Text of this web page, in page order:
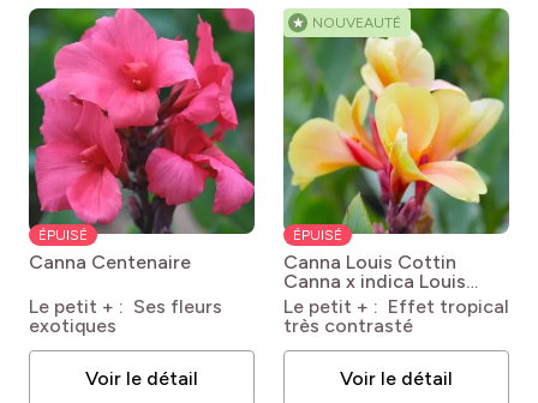
ÉPUISÉ
Canna Centenaire
Le petit + : Ses fleurs
exotiques
Voir le détail
★ NOUVEAUTÉ
ÉPUISÉ
Canna Louis Cottin
Canna x indica Louis
Cottin
Le petit + : Effet tropical
très contrasté
Voir le détail